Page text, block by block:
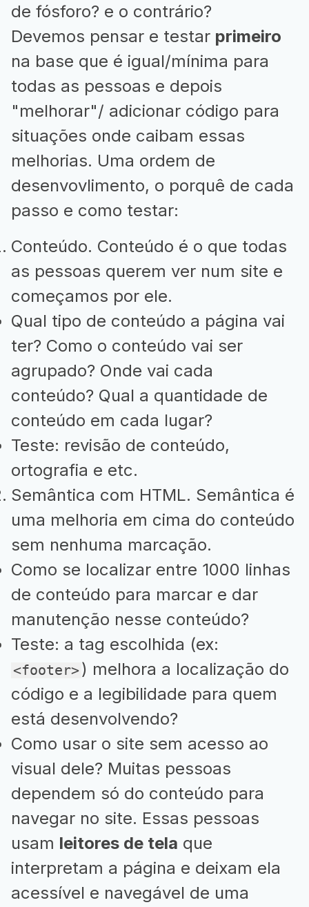
de fósforo? e o contrário?
Devemos pensar e testar primeiro
na base que é igual/mínima para
todas as pessoas e depois
"melhorar"/ adicionar código para
situações onde caibam essas
melhorias. Uma ordem de
desenvovlimento, o porquê de cada
passo e como testar:
Conteúdo. Conteúdo é o que todas
as pessoas querem ver num site e
começamos por ele.
Qual tipo de conteúdo a página vai
ter? Como o conteúdo vai ser
agrupado? Onde vai cada
conteúdo? Qual a quantidade de
conteúdo em cada lugar?
Teste: revisão de conteúdo,
ortografia e etc.
Semântica com HTML. Semântica é
uma melhoria em cima do conteúdo
sem nenhuma marcação.
Como se localizar entre 1000 linhas
de conteúdo para marcar e dar
manutenção nesse conteúdo?
Teste: a tag escolhida (ex:
<footer>) melhora a localização do
código e a legibilidade para quem
está desenvolvendo?
Como usar o site sem acesso ao
visual dele? Muitas pessoas
dependem só do conteúdo para
navegar no site. Essas pessoas
usam leitores de tela que
interpretam a página e deixam ela
acessível e navegável de uma